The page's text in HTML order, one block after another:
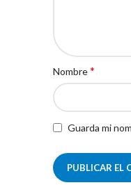
Nombre*
Guarda mi